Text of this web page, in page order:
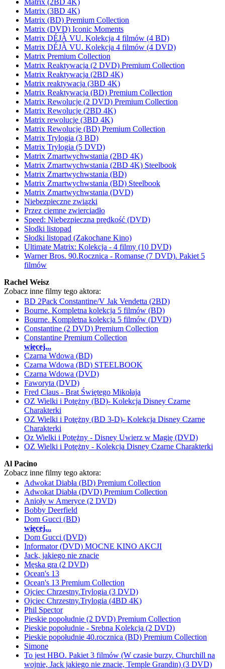
Matrix (2BD 4K)
Matrix (3BD 4K)
Matrix (BD) Premium Collection
Matrix (DVD) Iconic Moments
Matrix DÉJÀ VU. Kolekcja 4 filmów (4 BD)
Matrix DÉJÀ VU. Kolekcja 4 filmów (4 DVD)
Matrix Premium Collection
Matrix Reaktywacja (2 DVD) Premium Collection
Matrix Reaktywacja (2BD 4K)
Matrix reaktywacja (3BD 4K)
Matrix Reaktywacja (BD) Premium Collection
Matrix Rewolucje (2 DVD) Premium Collection
Matrix Rewolucje (2BD 4K)
Matrix rewolucje (3BD 4K)
Matrix Rewolucje (BD) Premium Collection
Matrix Trylogia (3 BD)
Matrix Trylogia (5 DVD)
Matrix Zmartwychwstania (2BD 4K)
Matrix Zmartwychwstania (2BD 4K) Steelbook
Matrix Zmartwychwstania (BD)
Matrix Zmartwychwstania (BD) Steelbook
Matrix Zmartwychwstania (DVD)
Niebezpieczne związki
Przez ciemne zwierciadło
Speed: Niebezpieczna prędkość (DVD)
Słodki listopad
Słodki listopad (Zakochane Kino)
Ultimate Matrix: Kolekcja - 4 filmy (10 DVD)
Warner Bros. 90.Rocznica - Romanse (7 DVD). Pakiet 5
filmów
Rachel Weisz
Zobacz inne filmy tego aktora:
BD 2Pack Constantine/V Jak Vendetta (2BD)
Bourne. Kompletna kolekcja 5 filmów (BD)
Bourne. Kompletna kolekcja 5 filmów (DVD)
Constantine (2 DVD) Premium Collection
Constantine Premium Collection
więcej...
Czarna Wdowa (BD)
Czarna Wdowa (BD) STEELBOOK
Czarna Wdowa (DVD)
Faworyta (DVD)
Fred Claus - Brat Świętego Mikołaja
OZ Wielki i Potężny (BD)- Kolekcja Disney Czarne
Charakterki
OZ Wielki i Potężny (BD 3-D)- Kolekcja Disney Czarne
Charakterki
Oz Wielki i Potężny - Disney Uwierz w Magię (DVD)
OZ Wielki i Potężny - Kolekcja Disney Czarne Charakterki
Al Pacino
Zobacz inne filmy tego aktora:
Adwokat Diabła (BD) Premium Collection
Adwokat Diabła (DVD) Premium Collection
Anioły w Ameryce (2 DVD)
Bobby Deerfield
Dom Gucci (BD)
więcej...
Dom Gucci (DVD)
Informator (DVD) MOCNE KINO AKCJI
Jack, jakiego nie znacie
Męska gra (2 DVD)
Ocean's 13
Ocean's 13 Premium Collection
Ojciec Chrzestny.Trylogia (3 DVD)
Ojciec Chrzestny.Trylogia (4BD 4K)
Phil Spector
Pieskie popołudnie (2 DVD) Premium Collection
Pieskie popołudnie - Srebna Kolekcja (2 DVD)
Pieskie popołudnie 40.rocznica (BD) Premium Collection
Simone
To jest HBO. Pakiet 3 filmów (W czasie burzy. Churchill na
wojnie, Jack jakiego nie znacie, Temple Grandin) (3 DVD)